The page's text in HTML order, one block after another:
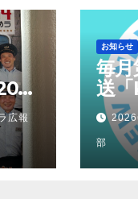
広報
お知らせ
毎月
送
2026
部